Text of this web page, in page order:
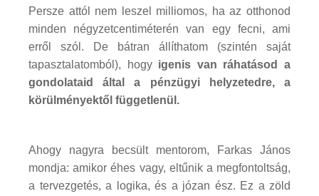
Persze attól nem leszel milliomos, ha az otthonod
minden négyzetcentiméterén van egy fecni, ami
erről szól. De bátran állíthatom (szintén saját
tapasztalatomból), hogy igenis van ráhatásod a
gondolataid által a pénzügyi helyzetedre, a
körülményektől függetlenül.
Ahogy nagyra becsült mentorom, Farkas János
mondja: amikor éhes vagy, eltűnik a megfontoltság,
a tervezgetés, a logika, és a józan ész. Ez a zöld